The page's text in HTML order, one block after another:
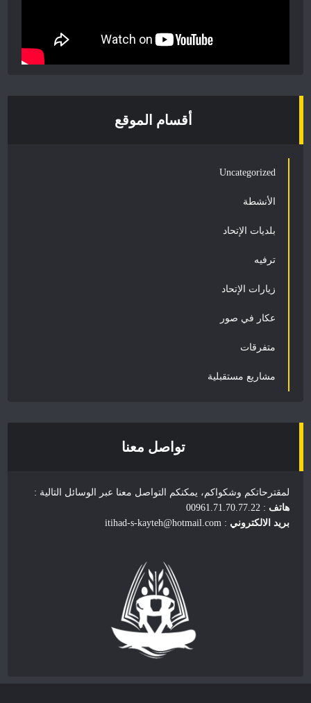
أقسام الموقع
Uncategorized
الأنشطة
بلديات الإتحاد
ترفيه
زيارات الإتحاد
عكار في صور
متفرقات
مشاريع مستقبلية
تواصل معنا
لمقترحاتكم وشكواكم، يمكنكم التواصل معنا عبر الوسائل التالية :
هاتف : 00961.71.70.77.22
بريد الالكتروني : itihad-s-kayteh@hotmail.com